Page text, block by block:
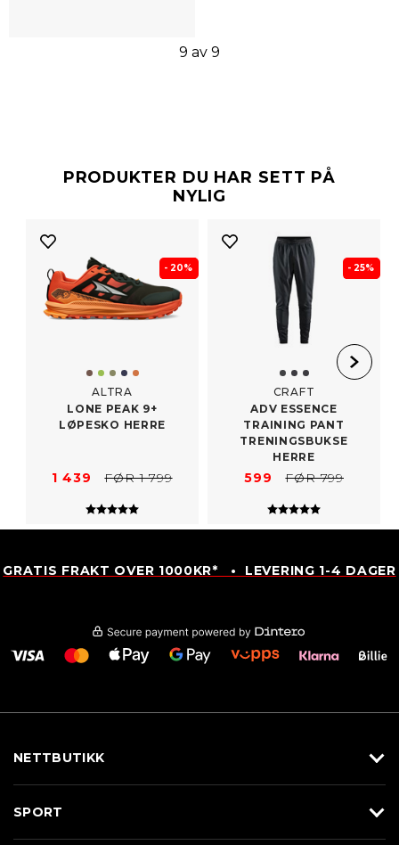
9 av 9
PRODUKTER DU HAR SETT PÅ
NYLIG
- 20%
ALTRA
LONE PEAK 9+
LØPESKO HERRE
1 439 FØR 1 799
Karakter:
5.0 av 5 mulige
- 25%
CRAFT
ADV ESSENCE
TRAINING PANT
TRENINGSBUKSE
HERRE
599 FØR 799
Karakter:
5.0 av 5 mulige
GRATIS FRAKT OVER 1000KR* • LEVERING 1-4 DAGER
NETTBUTIKK
SPORT